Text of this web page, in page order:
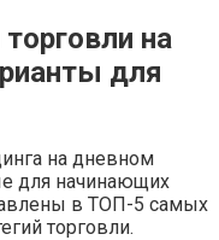
на
для
на дневном
для начинающих
в ТОП-5 самых
торговли.